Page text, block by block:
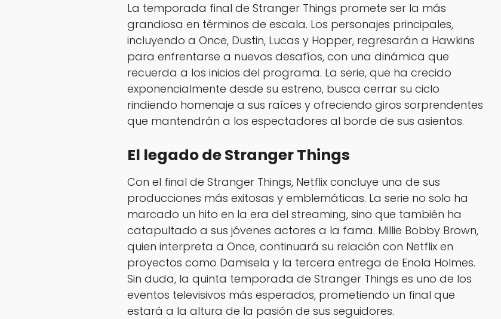
La temporada final de Stranger Things promete ser la más
grandiosa en términos de escala. Los personajes principales,
incluyendo a Once, Dustin, Lucas y Hopper, regresarán a Hawkins
para enfrentarse a nuevos desafíos, con una dinámica que
recuerda a los inicios del programa. La serie, que ha crecido
exponencialmente desde su estreno, busca cerrar su ciclo
rindiendo homenaje a sus raíces y ofreciendo giros sorprendentes
que mantendrán a los espectadores al borde de sus asientos.
El legado de Stranger Things
Con el final de Stranger Things, Netflix concluye una de sus
producciones más exitosas y emblemáticas. La serie no solo ha
marcado un hito en la era del streaming, sino que también ha
catapultado a sus jóvenes actores a la fama. Millie Bobby Brown,
quien interpreta a Once, continuará su relación con Netflix en
proyectos como Damisela y la tercera entrega de Enola Holmes.
Sin duda, la quinta temporada de Stranger Things es uno de los
eventos televisivos más esperados, prometiendo un final que
estará a la altura de la pasión de sus seguidores.